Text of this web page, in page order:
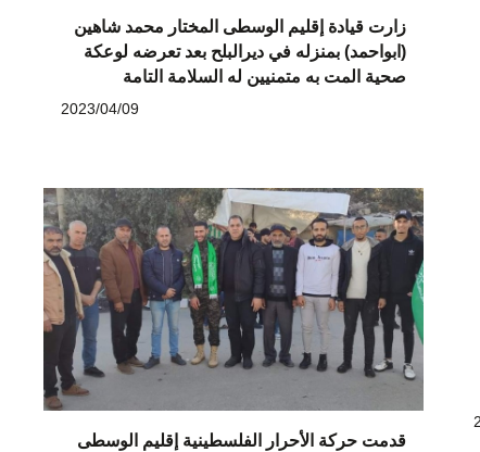
زارت قيادة إقليم الوسطى المختار محمد شاهين
(ابواحمد) بمنزله في ديرالبلح بعد تعرضه لوعكة
صحية المت به متمنيين له السلامة التامة
قدمت حركة الأحرار الفلسطينية إقليم الوسطى